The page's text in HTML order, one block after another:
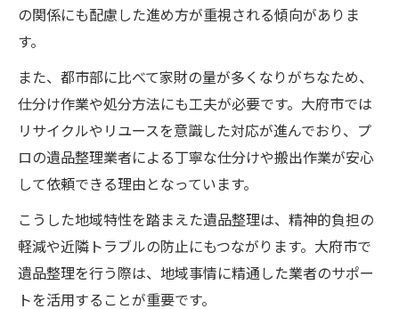
の関係にも配慮した進め方が重視される傾向がありま
す。
また、都市部に比べて家財の量が多くなりがちなため、
仕分け作業や処分方法にも工夫が必要です。大府市では
リサイクルやリユースを意識した対応が進んでおり、プ
ロの遺品整理業者による丁寧な仕分けや搬出作業が安心
して依頼できる理由となっています。
こうした地域特性を踏まえた遺品整理は、精神的負担の
軽減や近隣トラブルの防止にもつながります。大府市で
遺品整理を行う際は、地域事情に精通した業者のサポー
トを活用することが重要です。